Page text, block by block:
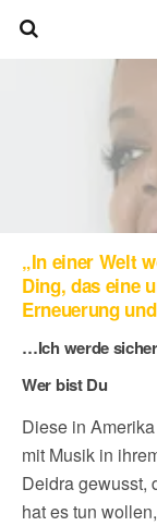
„In einer Welt
Ding, das eine
Erneuerung
…Ich werde
Wer bist Du
Diese in
mit Musik in
Deidra gewusst,
hat es tun